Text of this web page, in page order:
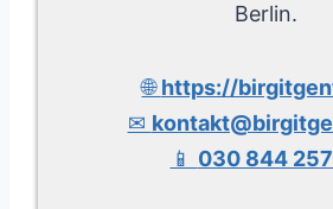
Berlin.
🌐https://
✉
📱 030 844 257